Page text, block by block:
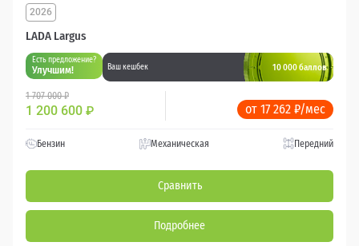
LADA Largus
2026
Есть предложение?
Улучшим! Ваш кешбек 10 000 баллов
1 707 000 ₽
1 200 600 ₽ от 17 262 ₽/мес
Бензин Механическая Передний
Сравнить
Подробнее